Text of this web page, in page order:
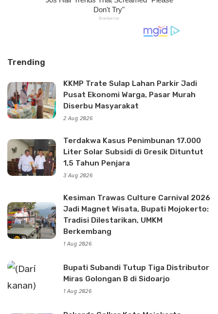
Trending
KKMP Trate Sulap Lahan Parkir Jadi
Pusat Ekonomi Warga, Pasar Murah
Diserbu Masyarakat
2 Aug 2026
Terdakwa Kasus Penimbunan 17.000
Liter Solar Subsidi di Gresik Dituntut
1,5 Tahun Penjara
3 Aug 2026
Kesiman Trawas Culture Carnival 2026
Jadi Magnet Wisata, Bupati Mojokerto:
Tradisi Dilestarikan, UMKM
Berkembang
1 Aug 2026
Bupati Subandi Tutup Tiga Distributor
Miras Golongan B di Sidoarjo
1 Aug 2026